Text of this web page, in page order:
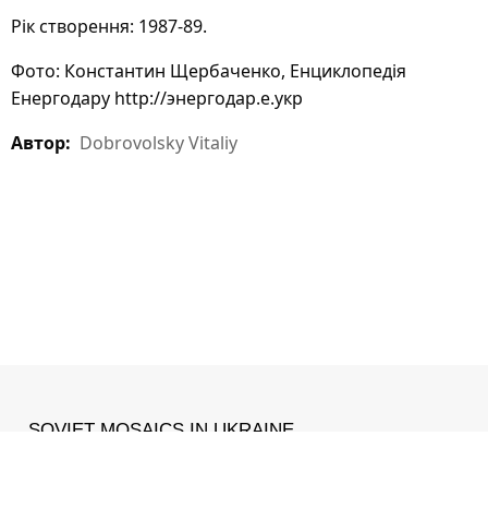
Рік створення: 1987-89.
Фото: Константин Щербаченко, Енциклопедія
Енергодару http://энергодар.е.укр
Автор: Dobrovolsky Vitaliy
SOVIET MOSAICS IN UKRAINE